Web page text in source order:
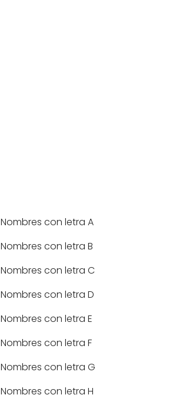
Nombres con letra A
Nombres con letra B
Nombres con letra C
Nombres con letra D
Nombres con letra E
Nombres con letra F
Nombres con letra G
Nombres con letra H